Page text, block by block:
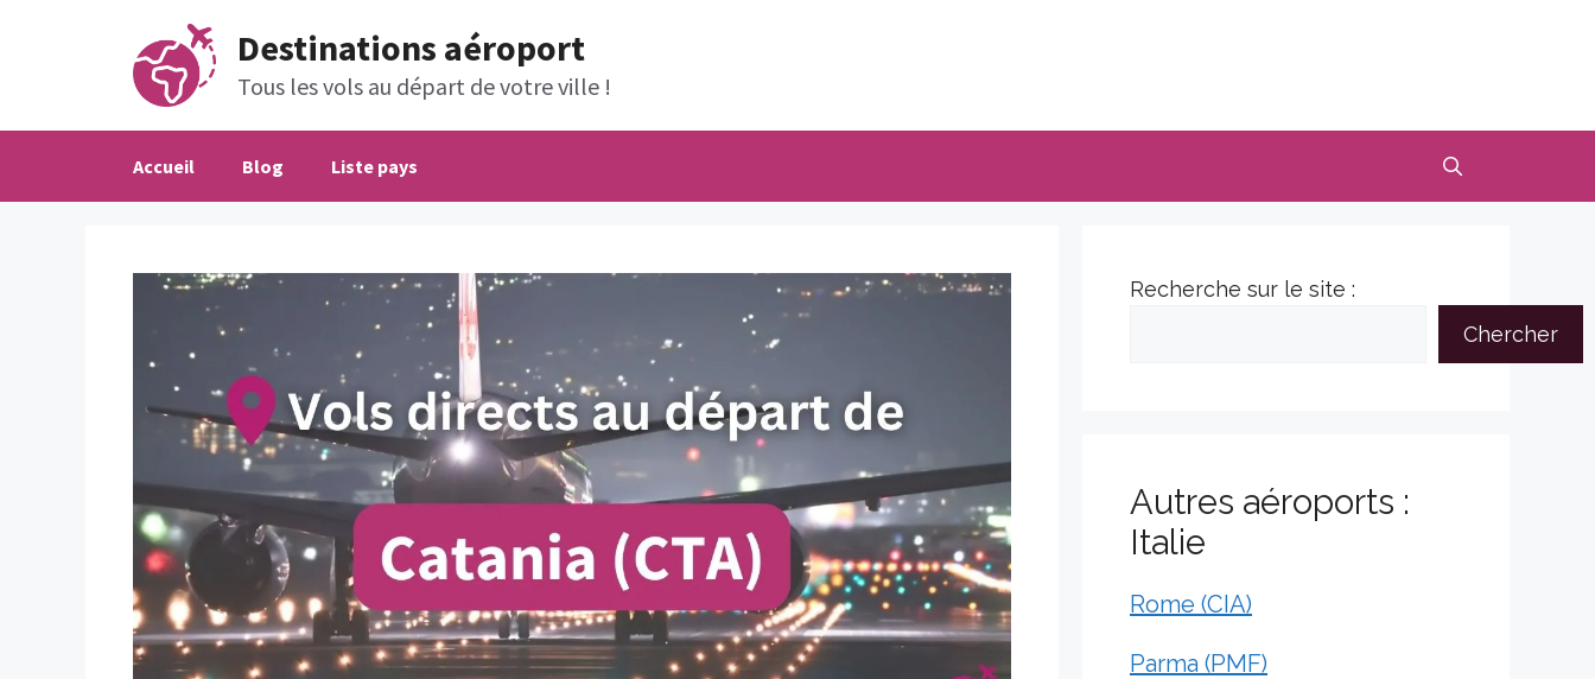
Destinations aéroport
Tous les vols au départ de votre ville !
Accueil Blog Liste pays
Recherche sur le site :
Chercher
Autres aéroports :
Italie
Rome (CIA)
Parma (PMF)